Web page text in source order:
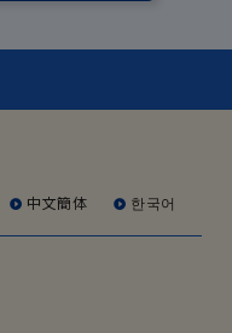
中文簡体 한국어